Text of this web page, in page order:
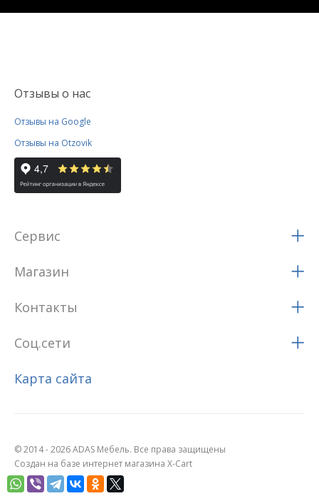
Отзывы о нас
Отзывы на Google
Отзывы на Otzovik
Сервис
Магазин
Контакты
Соц.сети
Карта сайта
© 2014 - 2026 ADAS Мебель. Все права защищены
Создан на базе интернет магазина X-Cart